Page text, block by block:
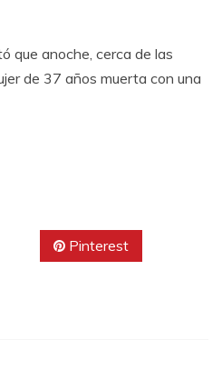
que anoche, cerca de las
de 37 años muerta con una
Pinterest